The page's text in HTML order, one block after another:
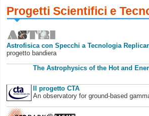
Progetti Scientifici e
Astrofisica con Specchi a Tecnologia
progetto bandiera
The Astrophysics of the Hot and
Il progetto CTA
An observatory for ground-based